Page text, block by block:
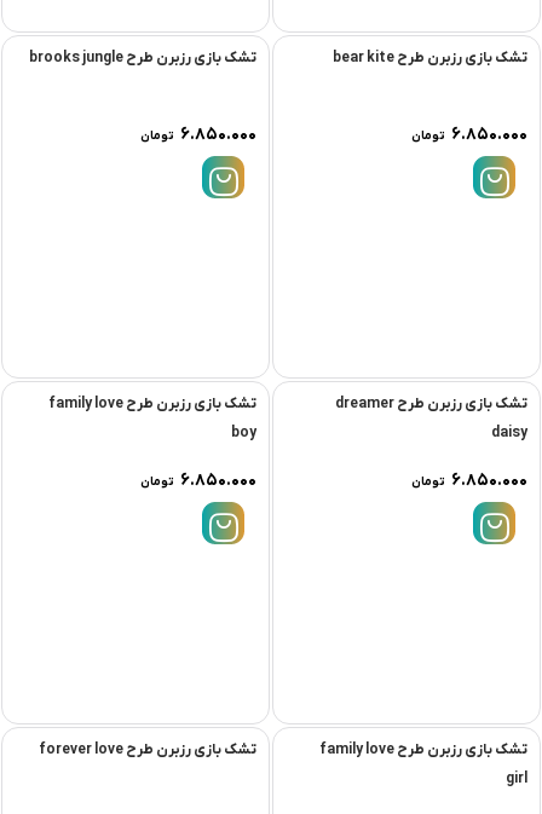
تشک بازی رزبرن طرح bear kite
۶.۸۵۰.۰۰۰ تومان
تشک بازی رزبرن طرح brooks jungle
۶.۸۵۰.۰۰۰ تومان
تشک بازی رزبرن طرح dreamer
daisy
۶.۸۵۰.۰۰۰ تومان
تشک بازی رزبرن طرح family love
boy
۶.۸۵۰.۰۰۰ تومان
تشک بازی رزبرن طرح family love
girl
تشک بازی رزبرن طرح forever love